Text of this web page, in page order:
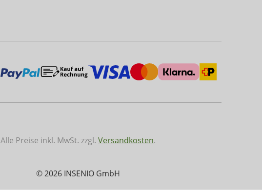
Alle Preise inkl. MwSt. zzgl. Versandkosten.
© 2026 INSENIO GmbH